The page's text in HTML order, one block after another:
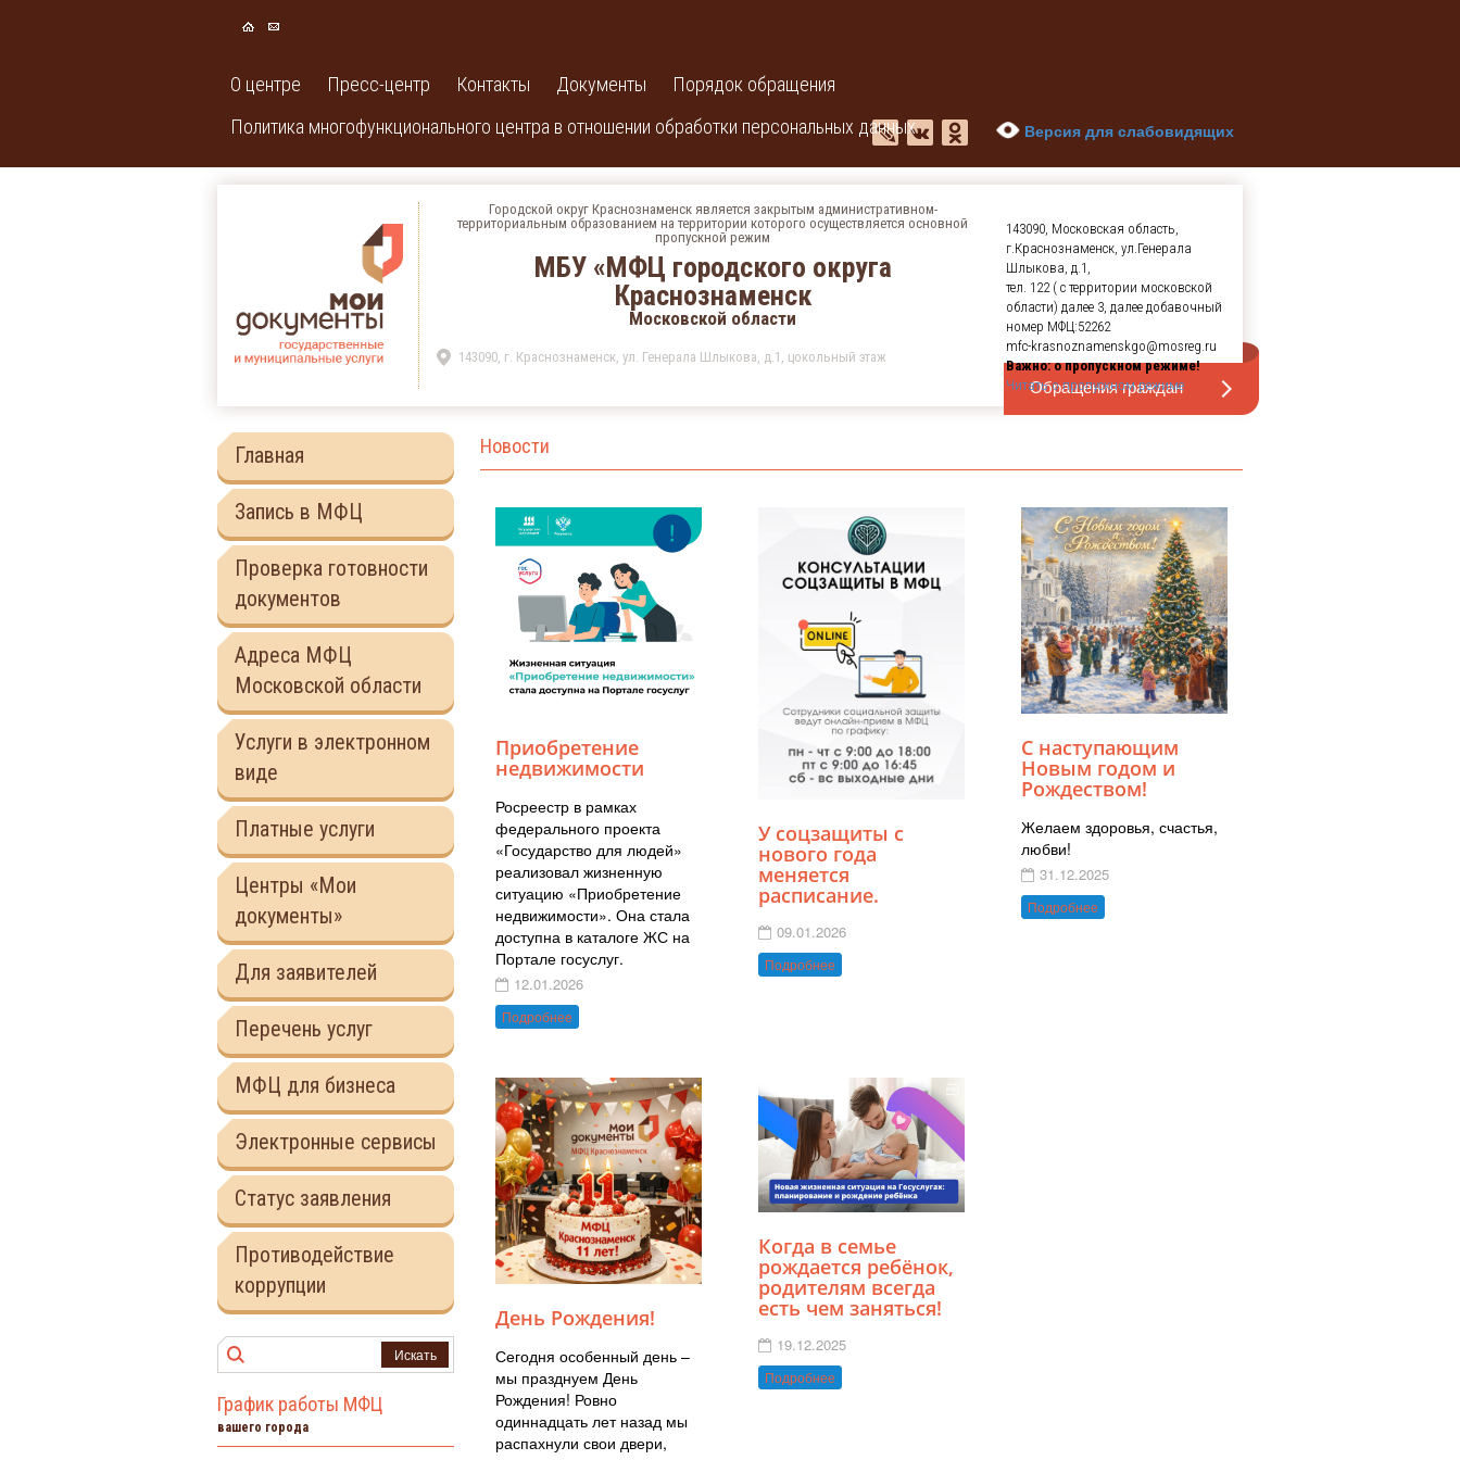
О центре Пресс-центр Контакты Документы
Порядок обращения
Политика многофункционального центра в отношении обработки персональных данных
Версия для слабовидящих
Городской округ Краснознаменск является закрытым административном-
территориальным образованием на территории которого осуществляется основной
пропускной режим
МБУ «МФЦ городского округа
Краснознаменск
Московской области
143090, г. Краснознаменск, ул. Генерала Шлыкова, д.1, цокольный этаж
143090, Московская область,
г.Краснознаменск, ул.Генерала
Шлыкова, д.1,
тел. 122 ( с территории московской
области) далее 3, далее добавочный
номер МФЦ:52262
mfc-krasnoznamenskgo@mosreg.ru
Важно: о пропускном режиме!
Читать о пропускном режиме
Обращения граждан
Главная
Запись в МФЦ
Проверка готовности
документов
Адреса МФЦ
Московской области
Услуги в электронном
виде
Платные услуги
Центры «Мои
документы»
Для заявителей
Перечень услуг
МФЦ для бизнеса
Электронные сервисы
Статус заявления
Противодействие
коррупции
Искать
График работы МФЦ
вашего города
Новости
Приобретение
недвижимости
Росреестр в рамках
федерального проекта
«Государство для людей»
реализовал жизненную
ситуацию «Приобретение
недвижимости». Она стала
доступна в каталоге ЖС на
Портале госуслуг.
12.01.2026
Подробнее
У соцзащиты с
нового года
меняется
расписание.
09.01.2026
Подробнее
С наступающим
Новым годом и
Рождеством!
Желаем здоровья, счастья,
любви!
31.12.2025
Подробнее
День Рождения!
Сегодня особенный день –
мы празднуем День
Рождения! Ровно
одиннадцать лет назад мы
распахнули свои двери,
Когда в семье
рождается ребёнок,
родителям всегда
есть чем заняться!
19.12.2025
Подробнее